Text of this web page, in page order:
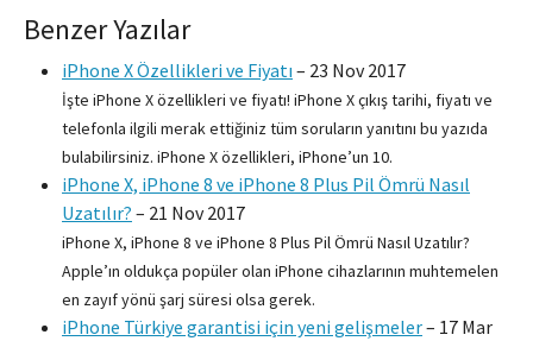
Benzer Yazılar
iPhone X Özellikleri ve Fiyatı – 23 Nov 2017
İşte iPhone X özellikleri ve fiyatı! iPhone X çıkış tarihi, fiyatı ve
telefonla ilgili merak ettiğiniz tüm soruların yanıtını bu yazıda
bulabilirsiniz. iPhone X özellikleri, iPhone’un 10.
iPhone X, iPhone 8 ve iPhone 8 Plus Pil Ömrü Nasıl
Uzatılır? – 21 Nov 2017
iPhone X, iPhone 8 ve iPhone 8 Plus Pil Ömrü Nasıl Uzatılır?
Apple’ın oldukça popüler olan iPhone cihazlarının muhtemelen
en zayıf yönü şarj süresi olsa gerek.
iPhone Türkiye garantisi için yeni gelişmeler– 17 Mar